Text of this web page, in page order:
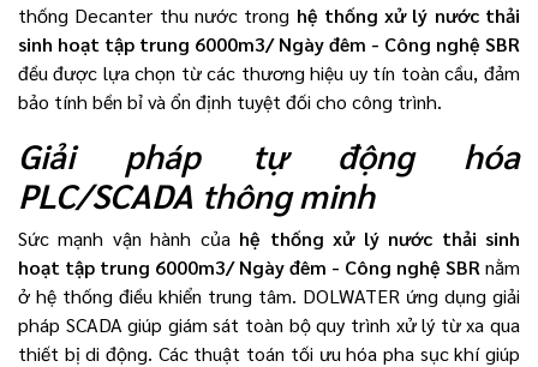
thống Decanter thu nước trong hệ thống xử lý nước thải
sinh hoạt tập trung 6000m3/ Ngày đêm - Công nghệ SBR
đều được lựa chọn từ các thương hiệu uy tín toàn cầu, đảm
bảo tính bền bỉ và ổn định tuyệt đối cho công trình.
Giải pháp tự động hóa
PLC/SCADA thông minh
Sức mạnh vận hành của hệ thống xử lý nước thải sinh
hoạt tập trung 6000m3/ Ngày đêm - Công nghệ SBR nằm
ở hệ thống điều khiển trung tâm. DOLWATER ứng dụng giải
pháp SCADA giúp giám sát toàn bộ quy trình xử lý từ xa qua
thiết bị di động. Các thuật toán tối ưu hóa pha sục khí giúp